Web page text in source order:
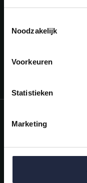
Noodzakelijk
Voorkeuren
Statistieken
Marketing
Mijn account
Categorieën